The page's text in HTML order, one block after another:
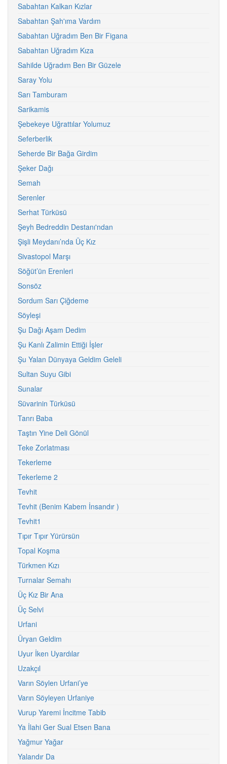
Sabahtan Kalkan Kızlar
Sabahtan Şah'ıma Vardım
Sabahtan Uğradım Ben Bir Figana
Sabahtan Uğradım Kıza
Sahilde Uğradım Ben Bir Güzele
Saray Yolu
Sarı Tamburam
Sarikamis
Şebekeye Uğrattılar Yolumuz
Seferberlik
Seherde Bir Bağa Girdim
Şeker Dağı
Semah
Serenler
Serhat Türküsü
Şeyh Bedreddin Destanı'ndan
Şişli Meydanı’nda Üç Kız
Sivastopol Marşı
Söğüt’ün Erenleri
Sonsöz
Sordum Sarı Çiğdeme
Söyleşi
Şu Dağı Aşam Dedim
Şu Kanlı Zalimin Ettiği İşler
Şu Yalan Dünyaya Geldim Geleli
Sultan Suyu Gibi
Sunalar
Süvarinin Türküsü
Tanrı Baba
Taştın Yine Deli Gönül
Teke Zorlatması
Tekerleme
Tekerleme 2
Tevhit
Tevhit (Benim Kabem İnsandır )
Tevhit1
Tıpır Tıpır Yürürsün
Topal Koşma
Türkmen Kızı
Turnalar Semahı
Üç Kız Bir Ana
Üç Selvi
Urfani
Üryan Geldim
Uyur İken Uyardılar
Uzakçıl
Varın Söylen Urfani’ye
Varın Söyleyen Urfaniye
Vurup Yaremi İncitme Tabib
Ya İlahi Ger Sual Etsen Bana
Yağmur Yağar
Yalandır Da